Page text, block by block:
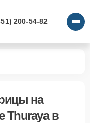
200-54-82
на
Thuraya в